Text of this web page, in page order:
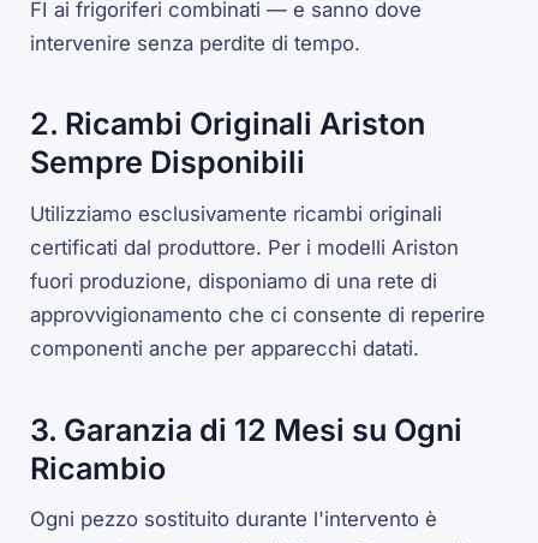
FI ai frigoriferi combinati — e sanno dove
intervenire senza perdite di tempo.
2. Ricambi Originali Ariston
Sempre Disponibili
Utilizziamo esclusivamente ricambi originali
certificati dal produttore. Per i modelli Ariston
fuori produzione, disponiamo di una rete di
approvvigionamento che ci consente di reperire
componenti anche per apparecchi datati.
3. Garanzia di 12 Mesi su Ogni
Ricambio
Ogni pezzo sostituito durante l'intervento è